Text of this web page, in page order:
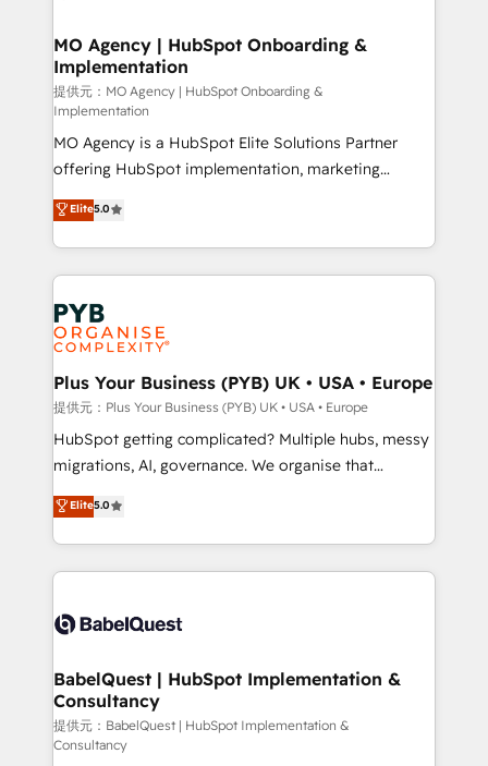
architectures that accelerate revenue operations and
performance. - Multi-object CRM migration, cleanup,
and implementation. - Pre-built and custom
integrations across your full tech stack. - Custom
object setup, CMS builds, and full-funnel automation.
- Dashboards, lifecycle campaigns, and lead
nurturing sequences. - Cross-hub setup across
Marketing, Sales, Operations, and Service Hubs. -
Ongoing optimization, managed support, and
scalable retainers. Let’s make HubSpot your most
powerful growth engine. Built to convert, scale, and
drive results.
MO Agency | HubSpot Onboarding &
Implementation
提供元：MO Agency | HubSpot Onboarding &
Implementation
MO Agency is a HubSpot Elite Solutions Partner
offering HubSpot implementation, marketing
automation, CRM and RevOps consulting, B2B SEO,
paid media, content marketing, AEO and GEO (AI
search optimisation), and HubSpot Content Hub and
WordPress development. We work with enterprise
and growth-led companies across technology,
professional services, financial services and
industrial sectors. Offices in Johannesburg, Cape
Town, Dubai & London. 500+ HubSpot CRM
implementations delivered. AI visibility coverage
across ChatGPT, Claude, Perplexity, Gemini and
Google AI Overviews. HubSpot Impact Award -
Innovation HubSpot Impact Award - Platform
Migration Excellence HubSpot Impact Award -
accreditations with HubSpot.
Elite5.0
Plus Your Business (PYB) UK • USA • Europe
提供元：Plus Your Business (PYB) UK • USA • Europe
HubSpot getting complicated? Multiple hubs, messy
migrations, AI, governance. We organise that
complexity, so your team can put HubSpot to work...
Welcome to our Profile! We help with: • CRM
implementation, reports, workflows, and team
training • CRM migration from Salesforce, Pipedrive,
custom API integrations • AI governance for
Boutique 'Elite' team of 12 • 150+ clients across Sales
Hub, Marketing Hub, Service Hub, Data Hub and
CMS • ISO/IEC 27001:2022, ISO 9001:2015, and ISO
42001:2023 certified - the AI management standard •
Elite5.0
BabelQuest | HubSpot Implementation &
Consultancy
提供元：BabelQuest | HubSpot Implementation &
Consultancy